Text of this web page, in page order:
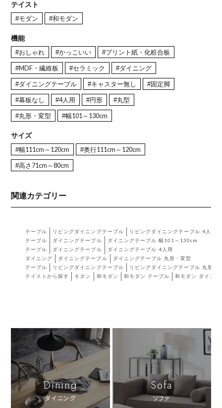
テイスト
#モダン #和モダン
機能
#おしゃれ #かっこいい #プリント紙・化粧合板
#MDF・繊維板 #セラミック #ダイニング
#ダイニングテーブル #キャスター無し #固定脚
#幕板なし #4人用 #円形 #丸型
#丸形・変型 #幅101～130cm
サイズ
#幅111cm～120cm #奥行111cm～120cm
#高さ71cm～80cm
関連カテゴリー
テーブル リビングダイニングテーブル
リビングダイニングテーブル 4人用
テーブル
ダイニングテーブル
ダイニングテーブル 幅101～130cm
テーブル
ダイニングテーブル
ダイニングテーブル 4人用
ダイニング
ダイニングテーブル
ダイニングテーブル 丸形・変型
テーブル
リビングダイニングテーブル
リビングダイニングテーブル 丸形・
テイストから探す
モダン 和モダン 和モダン テーブル 和モダン ダイニン
Dining
ダイニング
Sofa
ソファ